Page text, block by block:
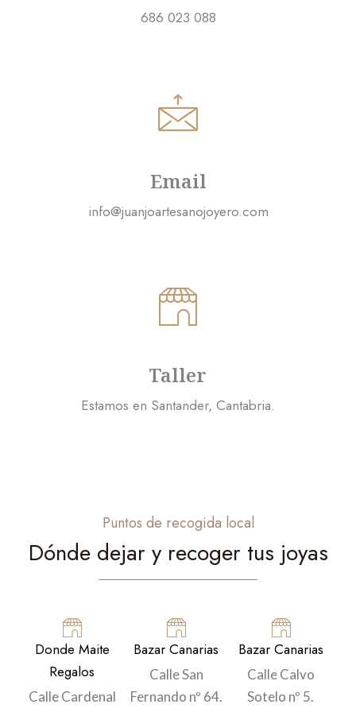
686 023 088
Email
info@juanjoartesanojoyero.com
Taller
Estamos en Santander, Cantabria.
Puntos de recogida local
Dónde dejar y recoger tus joyas
Donde Maite
Regalos
Calle Cardenal
Bazar Canarias​
Calle San
Fernando nº 64.
Bazar Canarias​
Calle Calvo
Sotelo nº 5.